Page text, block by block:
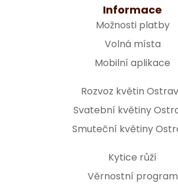
Informace
Možnosti platby
Volná místa
Mobilní aplikace
Rozvoz květin
Svatební květiny
Smuteční květiny
Kytice růží
Věrnostní program